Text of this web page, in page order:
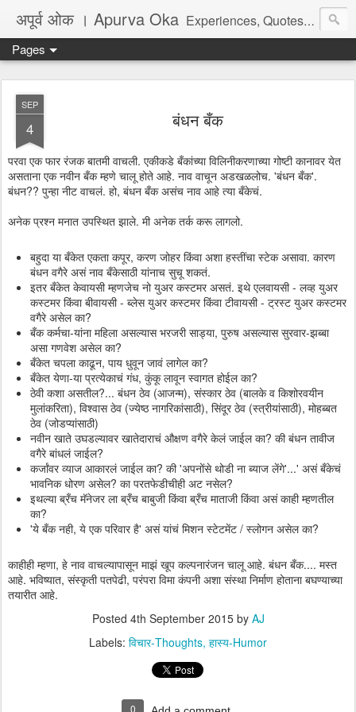
अपूर्व ओक । Apurva Oka Experiences, Quotes, One Liners, Articles, Stories, Travelogues, Poetry, and a lot of random thoughts and emotions. English, Marathi and the language of heart.
Pages
SEP
4 बंधन बँक
परवा एक फार रंजक बातमी वाचली. एकीकडे बँकांच्या विलिनीकरणाच्या गोष्टी कानावर येत
असताना एक नवीन बँक म्हणे चालू होते आहे. नाव वाचून अडखळलोच. 'बंधन बँक'.
बंधन?? पुन्हा नीट वाचलं. हो, बंधन बँक असंच नाव आहे त्या बँकेचं.
अनेक प्रश्न मनात उपस्थित झाले. मी अनेक तर्क करू लागलो.
बहुदा या बँकेत एकता कपूर, करण जोहर किंवा अशा हस्तींचा स्टेक असावा. कारण
बंधन वगैरे असं नाव बँकेसाठी यांनाच सुचू शकतं.
इतर बँकेत केवायसी म्हणजेच नो युअर कस्टमर असतं. इथे एलवायसी - लव्ह युअर
कस्टमर किंवा बीवायसी - ब्लेस युअर कस्टमर किंवा टीवायसी - ट्रस्ट युअर कस्टमर
वगैरे असेल का?
बँक कर्मचा-यांना महिला असल्यास भरजरी साड्या, पुरुष असल्यास सुरवार-झब्बा
असा गणवेश असेल का?
बँकेत चपला काढून, पाय धुवून जावं लागेल का?
बँकेत येणा-या प्रत्येकाचं गंध, कुंकू लावून स्वागत होईल का?
ठेवी कशा असतील?... बंधन ठेव (आजन्म), संस्कार ठेव (बालके व किशोरवयीन
मुलांकरिता), विश्वास ठेव (ज्येष्ठ नागरिकांसाठी), सिंदूर ठेव (स्त्रीयांसाठी), मोहब्बत
ठेव (जोडप्यांसाठी)
नवीन खाते उघडल्यावर खातेदाराचं औक्षण वगैरे केलं जाईल का? की बंधन तावीज
वगैरे बांधलं जाईल?
कर्जांवर व्याज आकारलं जाईल का? की 'अपनोंसे थोडी ना ब्याज लेंगे'...' असं बँकेचं
भावनिक धोरण असेल? का परतफेडीचीही अट नसेल?
इथल्या ब्रँच मॅनेजर ला ब्रँच बाबुजी किंवा ब्रँच माताजी किंवा असं काही म्हणतील
का?
'ये बँक नही, ये एक परिवार है' असं यांचं मिशन स्टेटमेंट / स्लोगन असेल का?
काहीही म्हणा, हे नाव वाचल्यापासून माझं खूप कल्पनारंजन चालू आहे. बंधन बँक.... मस्त
आहे. भविष्यात, संस्कृती पतपेढी, परंपरा विमा कंपनी अशा संस्था निर्माण होताना बघण्याच्या
तयारीत आहे.
Posted 4th September 2015by AJ
Labels: विचार-Thoughts हास्य-Humor
0